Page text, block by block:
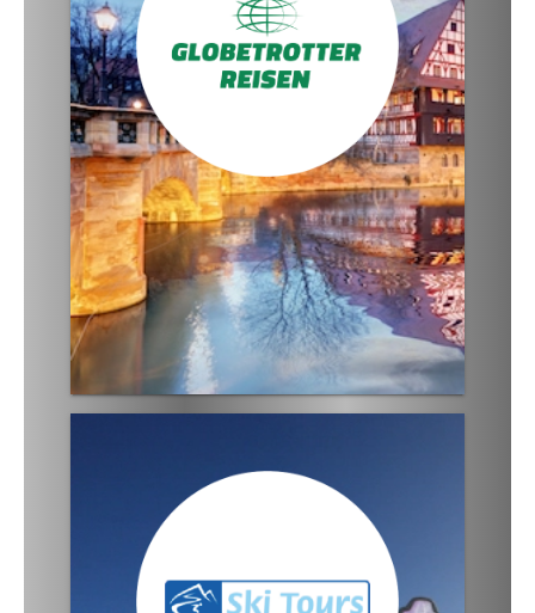
· Hochwertige Studienreisen
· Klassik- & Musik-Reisen
· Qualifizierte Reiseleiter
· Busse der 5-Sterne-Kategorie